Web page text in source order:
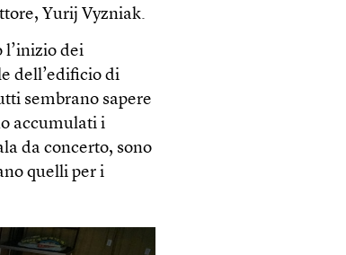
Yurij Vyzniak.
l’inizio dei
dell’edificio di
sembrano sapere
accumulati i
da concerto, sono
quelli per i